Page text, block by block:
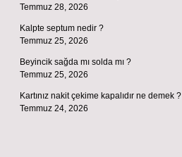
Temmuz 28, 2026
Kalpte septum nedir ?
Temmuz 25, 2026
Beyincik sağda mı solda mı ?
Temmuz 25, 2026
Kartınız nakit çekime kapalıdır ne demek ?
Temmuz 24, 2026